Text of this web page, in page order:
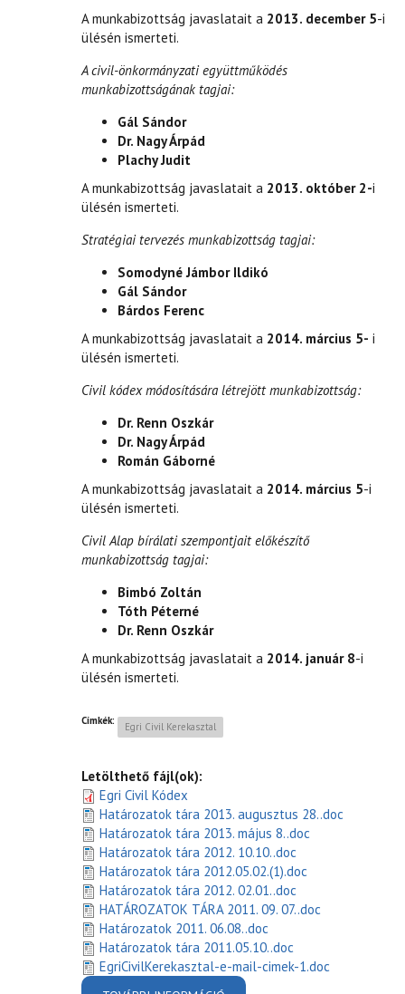
A munkabizottság javaslatait a 2013. december 5-i
ülésén ismerteti.
A civil-önkormányzati együttműködés
munkabizottságának tagjai:
Gál Sándor
Dr. Nagy Árpád
Plachy Judit
A munkabizottság javaslatait a 2013. október 2-i
ülésén ismerteti.
Stratégiai tervezés munkabizottság tagjai:
Somodyné Jámbor Ildikó
Gál Sándor
Bárdos Ferenc
A munkabizottság javaslatait a 2014. március 5- i
ülésén ismerteti.
Civil kódex módosítására létrejött munkabizottság:
Dr. Renn Oszkár
Dr. Nagy Árpád
Román Gáborné
A munkabizottság javaslatait a 2014. március 5-i
ülésén ismerteti.
Civil Alap bírálati szempontjait előkészítő
munkabizottság tagjai:
Bimbó Zoltán
Tóth Péterné
Dr. Renn Oszkár
A munkabizottság javaslatait a 2014. január 8-i
ülésén ismerteti.
Címkék: Egri Civil Kerekasztal
Letölthető fájl(ok):
Egri Civil Kódex
Határozatok tára 2013. augusztus 28..doc
Határozatok tára 2013. május 8..doc
Határozatok tára 2012. 10.10..doc
Határozatok tára 2012.05.02.(1).doc
Határozatok tára 2012. 02.01..doc
HATÁROZATOK TÁRA 2011. 09. 07..doc
Határozatok 2011. 06.08..doc
Határozatok tára 2011.05.10..doc
EgriCivilKerekasztal-e-mail-cimek-1.doc